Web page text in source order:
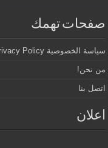
صفحات تهمك
سياسة الخصوصية Privacy Policy
من نحن!
اتصل بنا
اعلان